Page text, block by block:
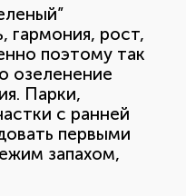
гармония, рост,
поэтому так
озеленение
Парки,
с ранней
первыми
запахом,